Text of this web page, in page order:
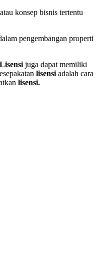
konsep bisnis tertentu
pengembangan properti
Lisensi juga dapat memiliki
lisensi adalah cara
lisensi.